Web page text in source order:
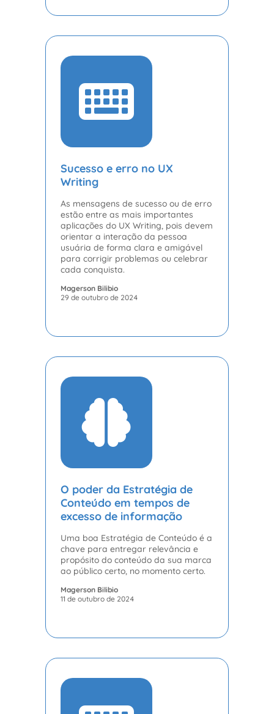
Sucesso e erro no UX
Writing
As mensagens de sucesso ou de erro
estão entre as mais importantes
aplicações do UX Writing, pois devem
orientar a interação da pessoa
usuária de forma clara e amigável
para corrigir problemas ou celebrar
cada conquista.
Magerson Bilibio
29 de outubro de 2024
O poder da Estratégia de
Conteúdo em tempos de
excesso de informação
Uma boa Estratégia de Conteúdo é a
chave para entregar relevância e
propósito do conteúdo da sua marca
ao público certo, no momento certo.
Magerson Bilibio
11 de outubro de 2024